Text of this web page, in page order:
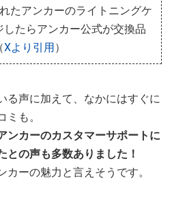
たアンカーのライトニングケ
たらアンカー公式が交換品
Xより引用）
る声に加えて、なかにはすぐに
も。
ンカーのカスタマーサポートに
との声も多数ありました！
ーの魅力と言えそうです。